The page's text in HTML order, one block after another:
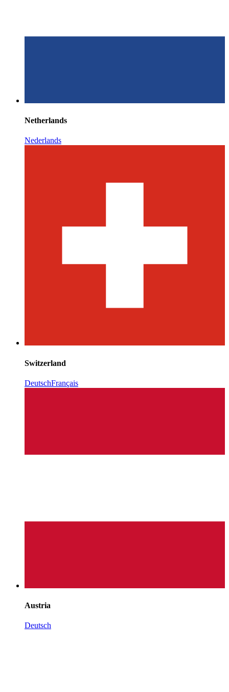
Netherlands
Nederlands
Switzerland
DeutschFrançais
Austria
Deutsch